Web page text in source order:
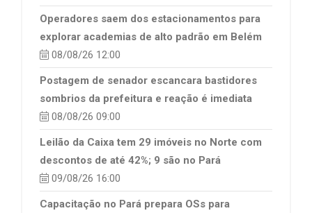
Operadores saem dos estacionamentos para
explorar academias de alto padrão em Belém
08/08/26 12:00
Postagem de senador escancara bastidores
sombrios da prefeitura e reação é imediata
08/08/26 09:00
Leilão da Caixa tem 29 imóveis no Norte com
descontos de até 42%; 9 são no Pará
09/08/26 16:00
Capacitação no Pará prepara OSs para